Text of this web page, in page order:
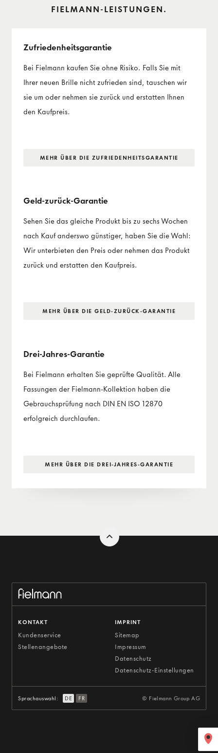
FIELMANN-LEISTUNGEN.
Zufriedenheits­garantie
Bei Fielmann kaufen Sie ohne Risiko. Falls Sie mit
Ihrer neuen Brille nicht zufrieden sind, tauschen wir
sie um oder nehmen sie zurück und erstatten Ihnen
den Kaufpreis.
MEHR ÜBER DIE ZUFRIEDENHEITS­GARANTIE
Geld-zurück-Garantie
Sehen Sie das gleiche Produkt bis zu sechs Wochen
nach Kauf anderswo günstiger, haben Sie die Wahl:
Wir unterbieten den Preis oder nehmen das Produkt
zurück und erstatten den Kaufpreis.
MEHR ÜBER DIE GELD-ZURÜCK-GARANTIE
Drei-Jahres-Garantie
Bei Fielmann erhalten Sie geprüfte Qualität. Alle
Fassungen der Fielmann-Kollektion haben die
Gebrauchsprüfung nach DIN EN ISO 12870
erfolgreich durchlaufen.
MEHR ÜBER DIE DREI-JAHRES-GARANTIE
KONTAKT
Kundenservice
Stellenangebote
IMPRINT
Sitemap
Impressum
Datenschutz
Datenschutz-Einstellungen
Sprachauswahl: DE FR © Fielmann Group AG